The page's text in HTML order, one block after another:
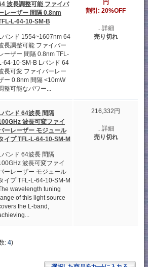
波長調整可能 ファイバ
レーザー 間隔 0.8nm
L-64-10-SM-B
バンド 1554~1607nm 64
長調整可能 ファイバー
ーザー 間隔 0.8nm TFL-
64-10-SM-B Lバンド 64
長可変 ファイバーレー
ー 0.8nm 間隔 <10mW
整可能なパワー...
円
割引: 20%OFF
...詳細
売り切れ
バンド 64波長 間隔
波長可変ファイ
ーレーザー モジュール
イプ TFL-L-64-10-SM-M
バンド 64波長 間隔
波長可変ファイ
ーレーザー モジュール
イプ TFL-L-64-10-SM-M
wavelength tuning
of this light source
the L-band,
216,332円
...詳細
売り切れ
: 4)